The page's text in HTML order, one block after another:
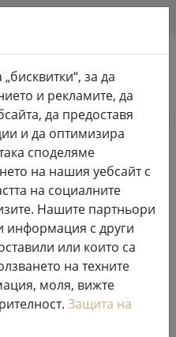
и осветление
LED феерични
с димер 180
открито 13,5 м
за да
и рекламите, да
да предоставя
и да оптимизира
споделяме
на нашия уебсайт с
на социалните
Нашите партньори
информация с други
или които са
на техните
моля, вижте
Защита на